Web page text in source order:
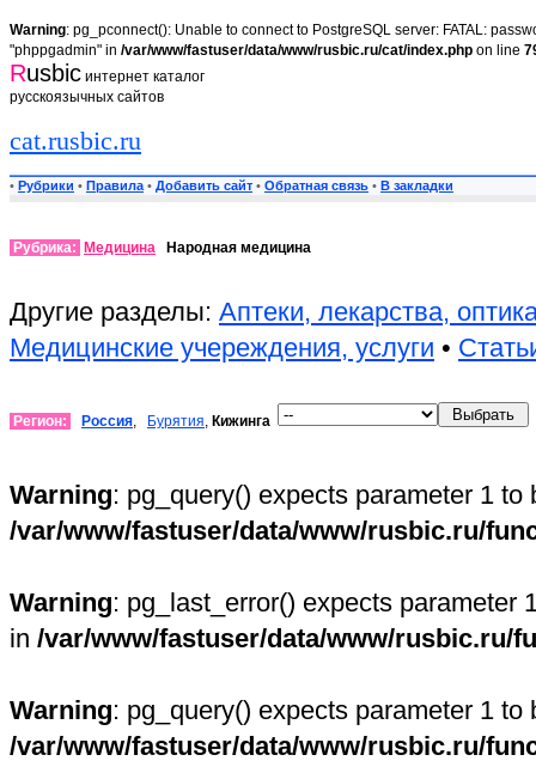
Warning: pg_pconnect(): Unable to connect to PostgreSQL server: FATAL:
"phppgadmin" in /var/www/fastuser/data/www/rusbic.ru/cat/index.php on line
Rusbic интернет каталог
русскоязычных сайтов
cat.rusbic.ru
• Рубрики • Правила • Добавить сайт • Обратная связь • В закладки
Рубрика: Медицина Народная медицина
Другие разделы: Аптеки, лекарства,
Медицинские учереждения, услуги •
Регион: Россия, Бурятия, Кижинга
Warning: pg_query() expects parameter 1
/var/www/fastuser/data/www/rusbic.ru/
Warning: pg_last_error() expects parameter
in /var/www/fastuser/data/www/rusbic.ru/
Warning: pg_query() expects parameter 1
/var/www/fastuser/data/www/rusbic.ru/